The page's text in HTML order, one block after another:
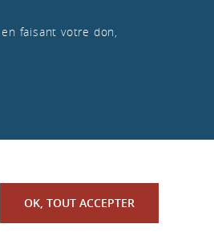
OK, TOUT ACCEPTER
faisant votre don,